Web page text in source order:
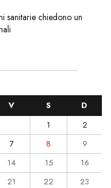
sanitarie chiedono un
V S
D
1
2
7 8
9
14 15
16
21 22
23